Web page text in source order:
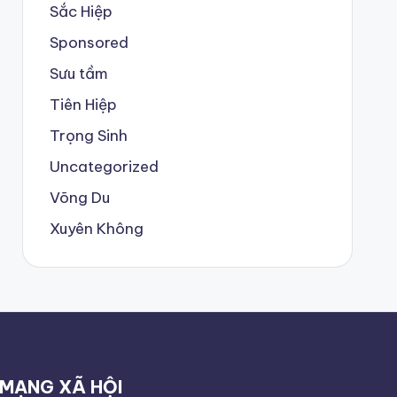
Sắc Hiệp
Sponsored
Sưu tầm
Tiên Hiệp
Trọng Sinh
Uncategorized
Võng Du
Xuyên Không
MẠNG XÃ HỘI